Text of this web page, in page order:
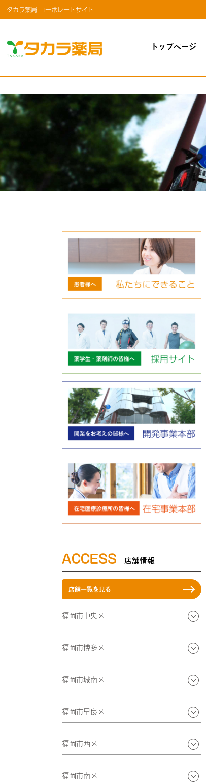
タカラ薬局 コーポレートサイト
トップページ
ACCESS 店舗情報
店舗一覧を見る
福岡市中央区
福岡市博多区
福岡市城南区
福岡市早良区
福岡市西区
福岡市南区